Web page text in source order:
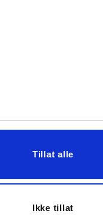
Tillat alle
Ikke tillat